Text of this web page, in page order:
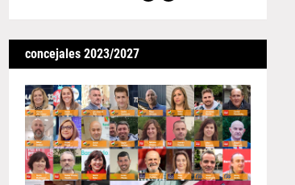
concejales 2023/2027